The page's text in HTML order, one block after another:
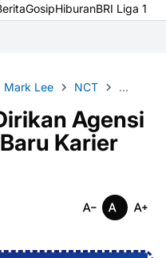
GosipHiburanBRI Liga 1
Mark Lee NCT Upper
Agensi
Karier